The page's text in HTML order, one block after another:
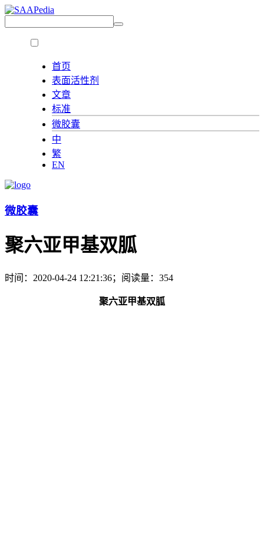
首页
表面活性剂
文章
标准
微胶囊
中
繁
EN
微胶囊
聚六亚甲基双胍
时间：2020-04-24 12:21:36；阅读量：354
聚六亚甲基双胍